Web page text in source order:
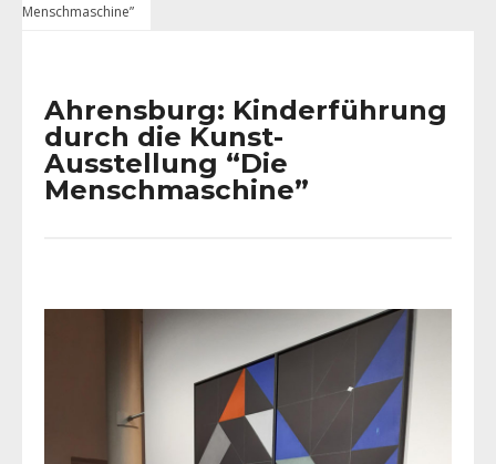
Menschmaschine”
Ahrensburg: Kinderführung
durch die Kunst-
Ausstellung “Die
Menschmaschine”